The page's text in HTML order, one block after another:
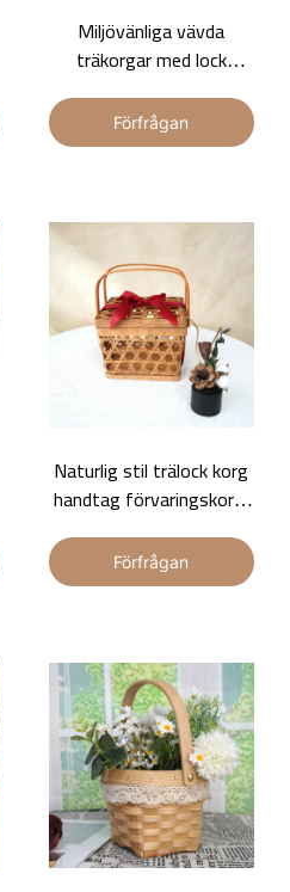
Miljövänliga vävda
träkorgar med lock
säkert låslås Bulk
Grossistförsäljning
Förfrågan
Naturlig stil trälock korg
handtag förvaringskorg,
trä förvaringskorg,
presentkorg
Förfrågan